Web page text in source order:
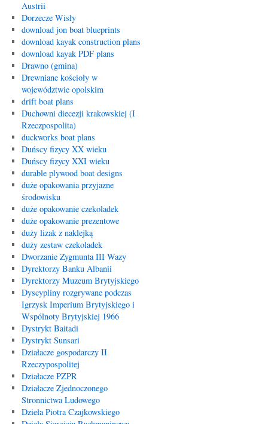
Austrii
Dorzecze Wisły
download jon boat blueprints
download kayak construction plans
download kayak PDF plans
Drawno (gmina)
Drewniane kościoły w
województwie opolskim
drift boat plans
Duchowni diecezji krakowskiej (I
Rzeczpospolita)
duckworks boat plans
Duńscy fizycy XX wieku
Duńscy fizycy XXI wieku
durable plywood boat designs
duże opakowania przyjazne
środowisku
duże opakowanie czekoladek
duże opakowanie prezentowe
duży lizak z naklejką
duży zestaw czekoladek
Dworzanie Zygmunta III Wazy
Dyrektorzy Banku Albanii
Dyrektorzy Muzeum Brytyjskiego
Dyscypliny rozgrywane podczas
Igrzysk Imperium Brytyjskiego i
Wspólnoty Brytyjskiej 1966
Dystrykt Baitadi
Dystrykt Sunsari
Działacze gospodarczy II
Rzeczypospolitej
Działacze PZPR
Działacze Zjednoczonego
Stronnictwa Ludowego
Dzieła Piotra Czajkowskiego